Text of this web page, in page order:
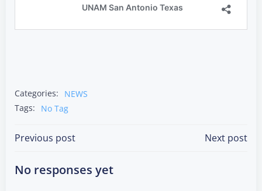
Categories:
NEWS
Tags:
No Tag
Post
navigation
Previous post Next post
No responses yet